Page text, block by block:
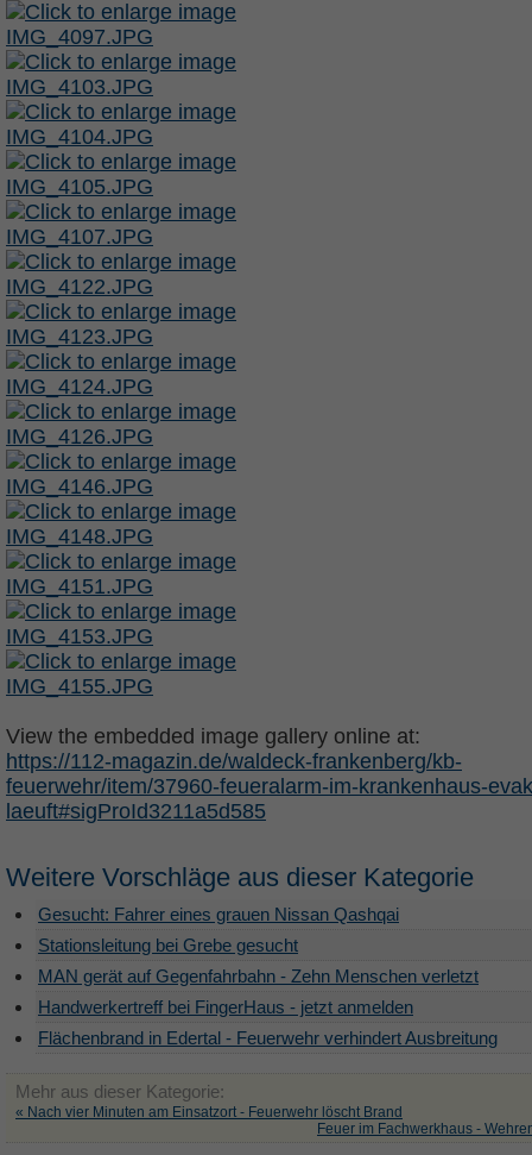
View the embedded image gallery online at:
https://112-magazin.de/waldeck-frankenberg/kb-
feuerwehr/item/37960-feueralarm-im-krankenhaus-
laeuft#sigProId3211a5d585
Weitere Vorschläge aus dieser Kategorie
Gesucht: Fahrer eines grauen Nissan Qashqai
Stationsleitung bei Grebe gesucht
MAN gerät auf Gegenfahrbahn - Zehn Menschen verletzt
Handwerkertreff bei FingerHaus - jetzt anmelden
Flächenbrand in Edertal - Feuerwehr verhindert Ausbreitung
Mehr aus dieser Kategorie:
« Nach vier Minuten am Einsatzort - Feuerwehr löscht Brand
Feuer im Fachwerkhaus -